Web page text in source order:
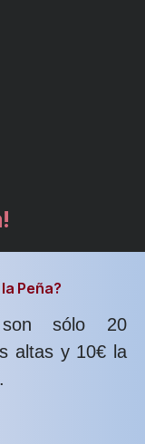
Peña?
sólo 20
altas y 10€ la